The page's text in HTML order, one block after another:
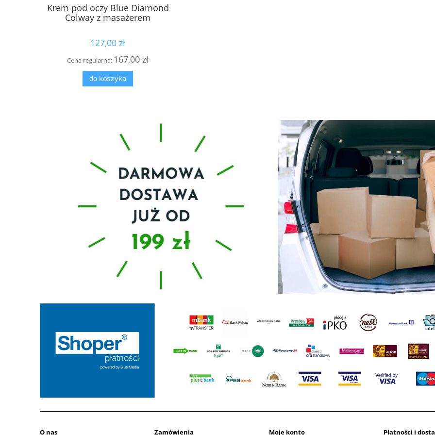
Krem pod oczy Blue Diamond
Colway z masażerem
127,00 zł
Cena regularna:167,00 zł
do koszyka
O nas Zamówienia Moje konto Płatności i